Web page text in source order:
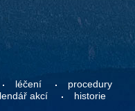
léčení
procedury
akcí
historie